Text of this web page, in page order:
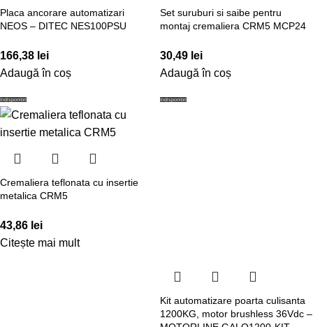
Placa ancorare automatizari
NEOS – DITEC NES100PSU
166,38 lei
Adaugă în coș
Set suruburi si saibe pentru
montaj cremaliera CRM5 MCP24
30,49 lei
Adaugă în coș
Indisponibil
Cremaliera teflonata cu insertie
metalica CRM5
43,86 lei
Citește mai mult
Indisponibil
Kit automatizare poarta culisanta
1200KG, motor brushless 36Vdc –